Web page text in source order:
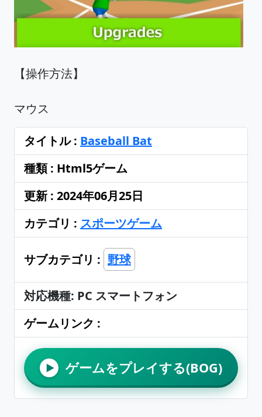
【操作方法】
マウス
タイトル : Baseball Bat
種類 : Html5ゲーム
更新 : 2024年06月25日
カテゴリ : スポーツゲーム
サブカテゴリ : 野球
対応機種: PC スマートフォン
ゲームリンク :
▶ ゲームをプレイする(BOG)